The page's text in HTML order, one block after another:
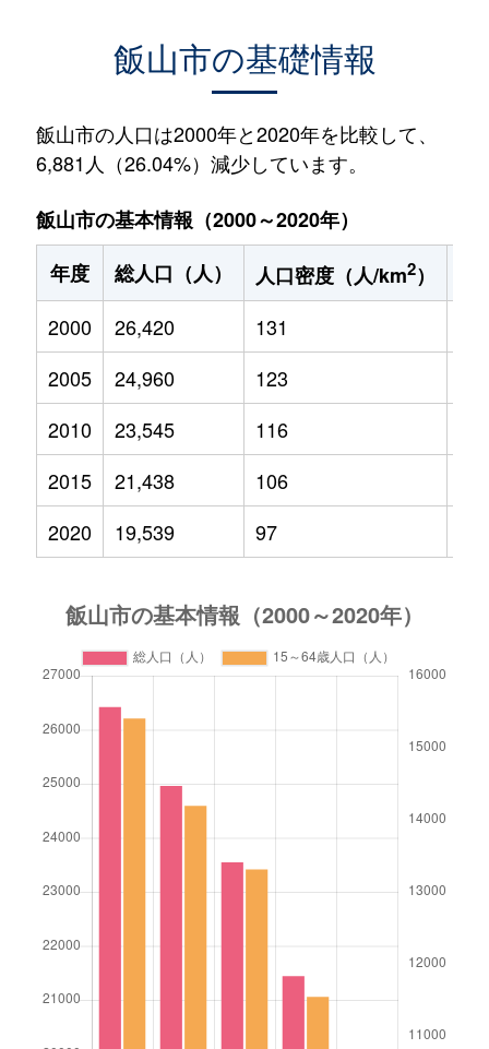
飯山市の基礎情報
飯山市の人口は2000年と2020年を比較して、
6,881人（26.04%）減少しています。
飯山市の基本情報（2000～2020年）
年度
総人口（人） 人口密度（人/km2）
2000
26,420 131
2005
24,960 123
2010
23,545 116
2015
21,438 106
2020
19,539 97